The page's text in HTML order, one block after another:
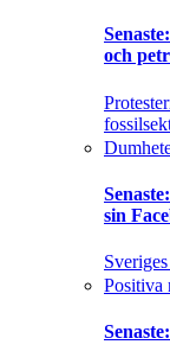
Senaste:
och
Senaste:
sin
Positiva
Senaste: